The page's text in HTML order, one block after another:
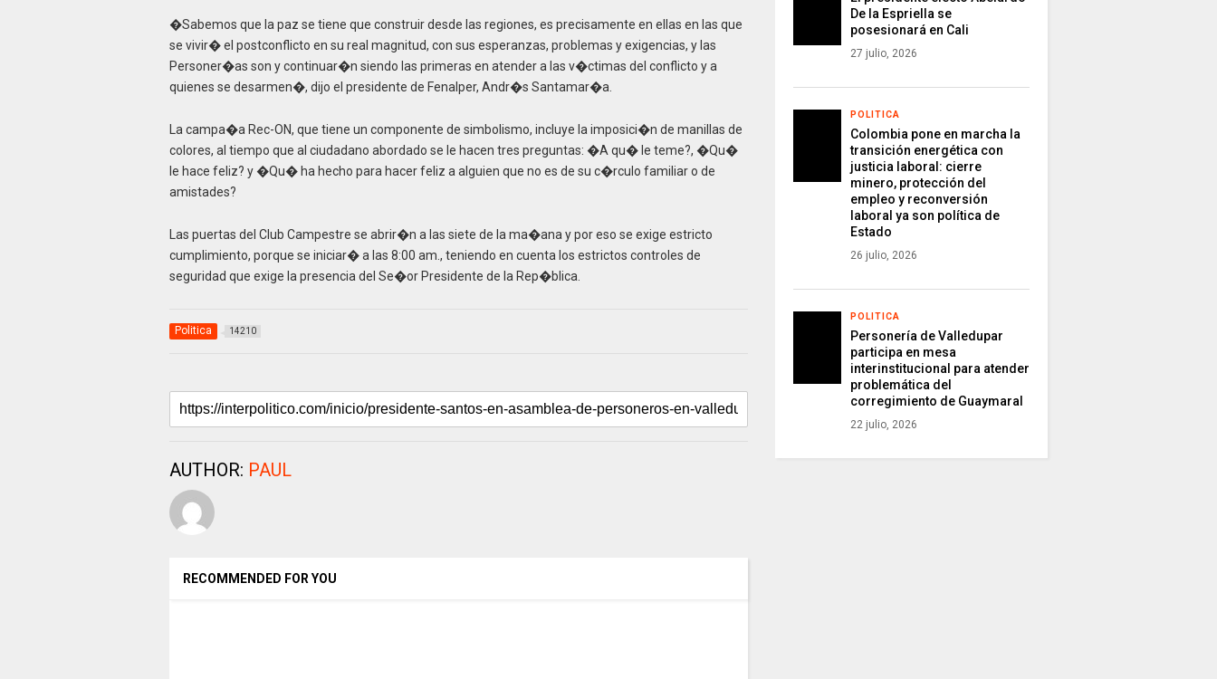
�Sabemos que la paz se tiene que construir desde las regiones, es precisamente en ellas en las que
se vivir� el postconflicto en su real magnitud, con sus esperanzas, problemas y exigencias, y las
Personer�as son y continuar�n siendo las primeras en atender a las v�ctimas del conflicto y a
quienes se desarmen�, dijo el presidente de Fenalper, Andr�s Santamar�a.
La campa�a Rec-ON, que tiene un componente de simbolismo, incluye la imposici�n de manillas de
colores, al tiempo que al ciudadano abordado se le hacen tres preguntas: �A qu� le teme?, �Qu�
le hace feliz? y �Qu� ha hecho para hacer feliz a alguien que no es de su c�rculo familiar o de
amistades?
Las puertas del Club Campestre se abrir�n a las siete de la ma�ana y por eso se exige estricto
cumplimiento, porque se iniciar� a las 8:00 am., teniendo en cuenta los estrictos controles de
seguridad que exige la presencia del Se�or Presidente de la Rep�blica.
Politica 14210
AUTHOR: PAUL
RECOMMENDED FOR YOU
De la Espriella se
posesionará en Cali
27 julio, 2026
POLITICA
Colombia pone en marcha la
transición energética con
justicia laboral: cierre
minero, protección del
empleo y reconversión
laboral ya son política de
Estado
26 julio, 2026
POLITICA
Personería de Valledupar
participa en mesa
interinstitucional para atender
problemática del
corregimiento de Guaymaral
22 julio, 2026